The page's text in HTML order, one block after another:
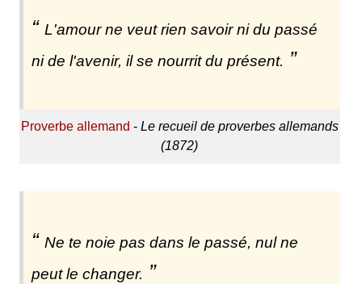
L'amour ne veut rien savoir ni du passé
ni de l'avenir, il se nourrit du présent.
Proverbe allemand - Le recueil de proverbes allemands
(1872)
Ne te noie pas dans le passé, nul ne
peut le changer.